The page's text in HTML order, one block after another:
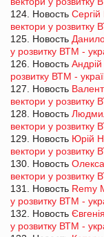
124. Новость
вектори у розвитку
125. Новость
у розвитку ВТМ -
126. Новость
розвитку ВТМ -
127. Новость
вектори у розвитку
128. Новость
вектори у розвитку
129. Новость Юрій
вектори у розвитку
130. Новость
вектори у розвитку
131. Новость Remy
у розвитку ВТМ -
132. Новость
у розвитку ВТМ -